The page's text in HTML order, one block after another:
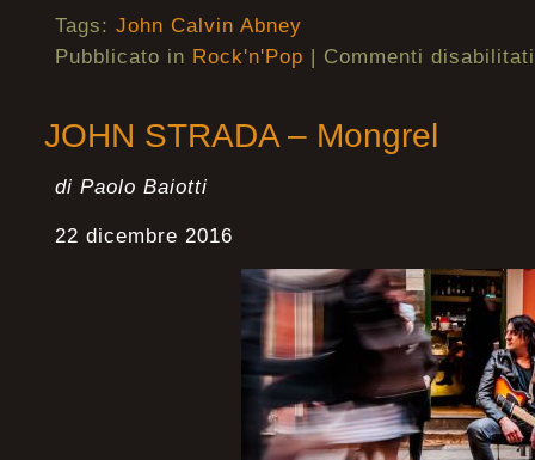
Tags: John Calvin Abney
Pubblicato in Rock'n'Pop | Commenti disabilitati
JOHN STRADA – Mongrel
di Paolo Baiotti
22 dicembre 2016